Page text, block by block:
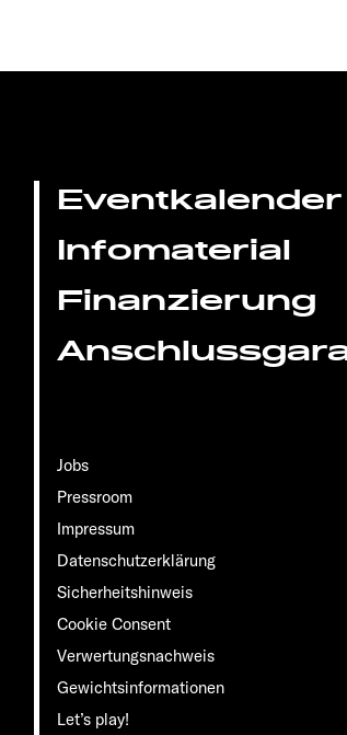
Eventkalender
Infomaterial
Finanzierung
Jobs
Pressroom
Impressum
Datenschutzerklärung
Sicherheitshinweis
Cookie Consent
Verwertungsnachweis
Gewichts­informationen
Let’s play!